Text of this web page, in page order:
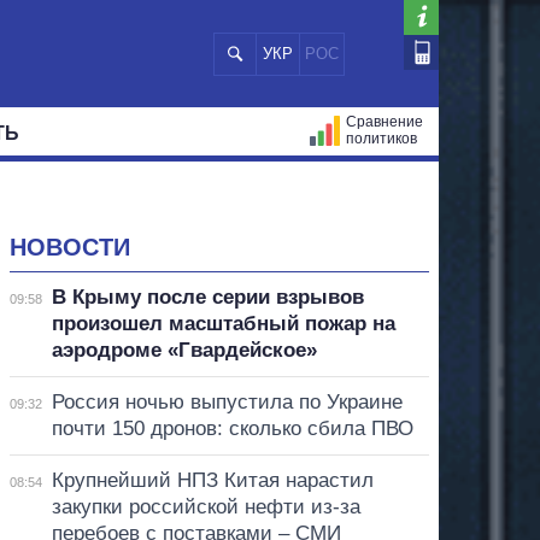
УКР РОС
Сравнение
политиков
НОВОСТИ
09:58
В Крыму после серии взрывов
произошел масштабный пожар на
аэродроме «Гвардейское»
09:32
Россия ночью выпустила по Украине
почти 150 дронов: сколько сбила ПВО
08:54
Крупнейший НПЗ Китая нарастил
закупки российской нефти из-за
перебоев с поставками – СМИ